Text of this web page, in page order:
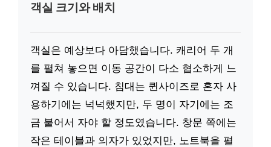
객실 크기와 배치
객실은 예상보다 아담했습니다. 캐리어 두 개
를 펼쳐 놓으면 이동 공간이 다소 협소하게 느
껴질 수 있습니다. 침대는 퀸사이즈로 혼자 사
용하기에는 넉넉했지만, 두 명이 자기에는 조
금 붙어서 자야 할 정도였습니다. 창문 쪽에는
작은 테이블과 의자가 있었지만, 노트북을 펼